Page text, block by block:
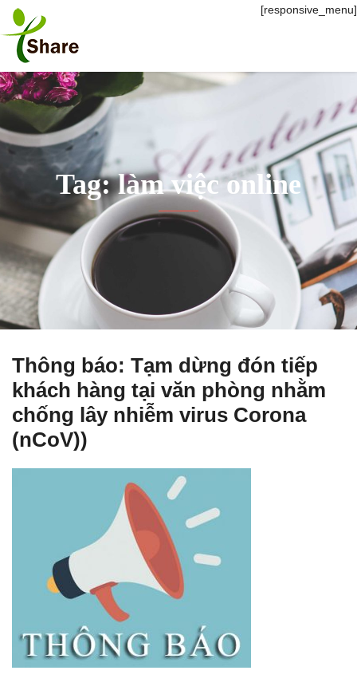
[responsive_menu]
Tag: làm việc online
Thông báo: Tạm dừng đón tiếp
khách hàng tại văn phòng nhằm
chống lây nhiễm virus Corona
(nCoV))